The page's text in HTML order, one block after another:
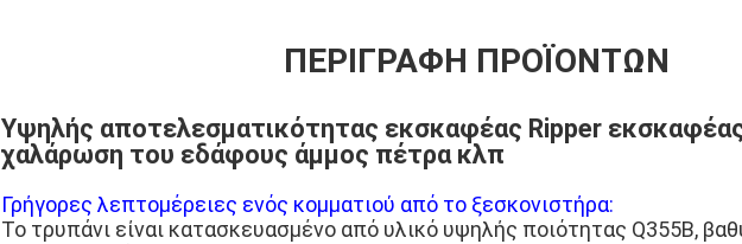
ΠΕΡΙΓΡΑΦΉ ΠΡΟΪΌΝΤΩΝ
Υψηλής αποτελεσματικότητας εκσκαφέας Ripper εκσκαφέας
χαλάρωση του εδάφους άμμος πέτρα κλπ
Γρήγορες λεπτομέρειες ενός κομματιού από το ξεσκονιστήρα:
Το τρυπάνι είναι κατασκευασμένο από υλικό υψηλής ποιότητας Q355B,